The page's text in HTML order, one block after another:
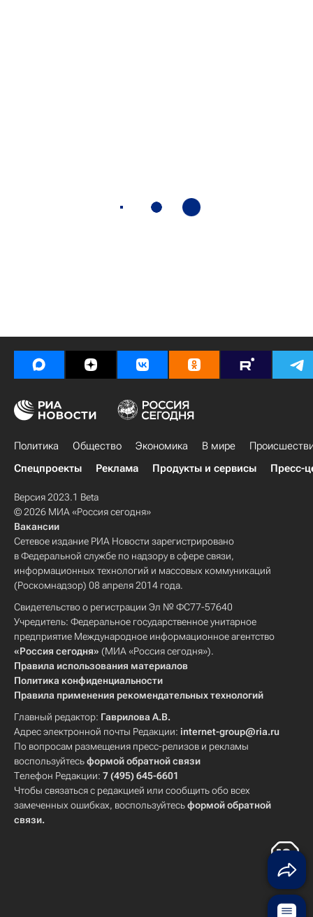
Политика Общество Экономика В мире
Спецпроекты
Реклама Продукты и сервисы Пресс-
Версия 2023.1 Beta
© 2026 МИА «Россия сегодня»
Вакансии
Сетевое издание РИА Новости зарегистрировано
в Федеральной службе по надзору в сфере связи,
информационных технологий и массовых коммуникаций
(Роскомнадзор) 08 апреля 2014 года.
Свидетельство о регистрации Эл № ФС77-57640
Учредитель: Федеральное государственное унитарное
предприятие Международное информационное агентство
«Россия сегодня» (МИА «Россия сегодня»).
Правила использования материалов
Политика конфиденциальности
Правила применения рекомендательных технологий
Главный редактор: Гаврилова А.В.
Адрес электронной почты Редакции: internet-group@ria.ru
По вопросам размещения пресс-релизов и рекламы
воспользуйтесьформой обратной связи
Телефон Редакции: 7 (495) 645-6601
Чтобы связаться с редакцией или сообщить обо всех
замеченных ошибках, воспользуйтесьформой обратной
связи.